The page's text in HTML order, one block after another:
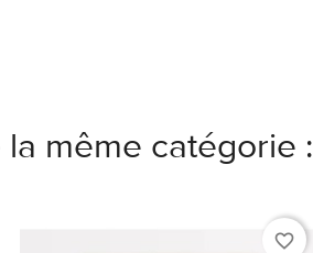
même catégorie :
favorite_border